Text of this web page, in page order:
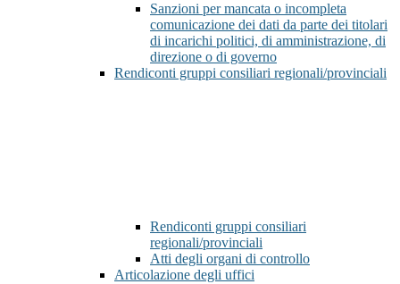
Sanzioni per mancata o incompleta
comunicazione dei dati da parte dei titolari
di incarichi politici, di amministrazione, di
direzione o di governo
Rendiconti gruppi consiliari regionali/provinciali
Rendiconti gruppi consiliari
regionali/provinciali
Atti degli organi di controllo
Articolazione degli uffici